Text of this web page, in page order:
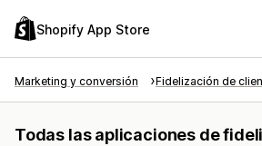
Shopify App Store
Marketing y conversión Fidelización de
Todas las aplicaciones de